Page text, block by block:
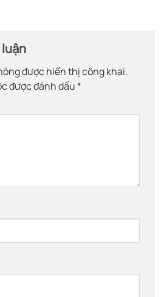
được hiển thị công khai.
được đánh dấu*